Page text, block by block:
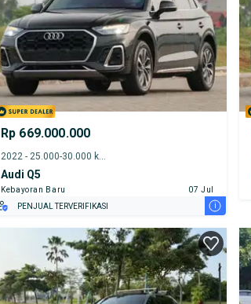
Rp 669.000.000
2022 - 25.000-30.000 km
Audi Q5
Kebayoran Baru
07 Jul
PENJUAL TERVERIFIKASI
i